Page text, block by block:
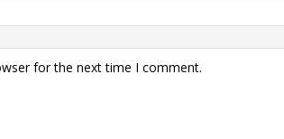
for the next time I comment.